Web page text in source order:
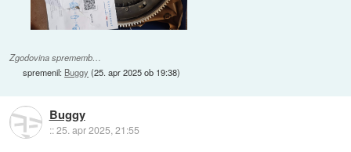
Zgodovina sprememb…
spremenil: Buggy (25. apr 2025 ob 19:38)
Buggy
::25. apr 2025, 21:55